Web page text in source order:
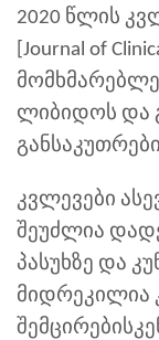
2020 წლის
[Journal of
ლიბიდოს და
კვლევები
შეუძლია
პასუხზე და
მიდრეკილია